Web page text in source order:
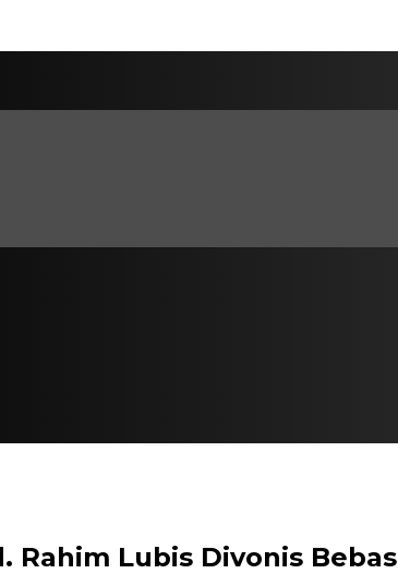
Rahim Lubis Divonis Bebas